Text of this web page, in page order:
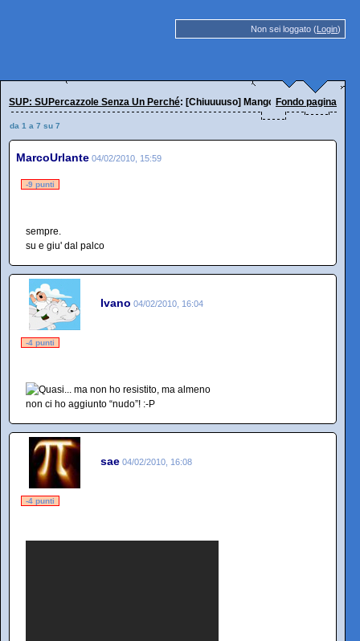
Non sei loggato (Login)
SUP: SUPercazzole Senza Un Perché: [Chiuuuuso] Mangoni NudoFondo pagina
da 1 a 7 su 7
MarcoUrlante 04/02/2010, 15:59
-9 punti
sempre.
su e giu' dal palco
Ivano 04/02/2010, 16:04
-4 punti
sae 04/02/2010, 16:08
-4 punti